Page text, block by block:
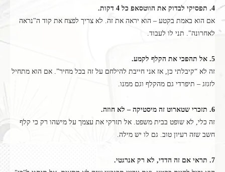
4. תפסיקי לבדוק את הווטסאפ כל 4 דקות.
אם הוא באמת בקטע – הוא יראה את זה. לא צריך לפצח את קוד ה"נראה
לאחרונה". תני לו לעבוד.
5. אל תהפכי את הקלף לקמע.
זה לא “קיבלתי כן, אז אני חייבת להילחם על זה בכל מחיר”. אם הוא מתחיל
לזגזג – תיפרדי גם מהקלף וגם ממנו.
6. תזכרי שטארוט זה מיסטיקה – לא חוזה.
זה כלי, לא שופט בבית משפט. אל תזרקי את עצמך על מישהו רק כי קלף
חשב שזה רעיון טוב. גם לו יש מילה.
7. תראי אם זה הדדי, לא רק אנרגטי.